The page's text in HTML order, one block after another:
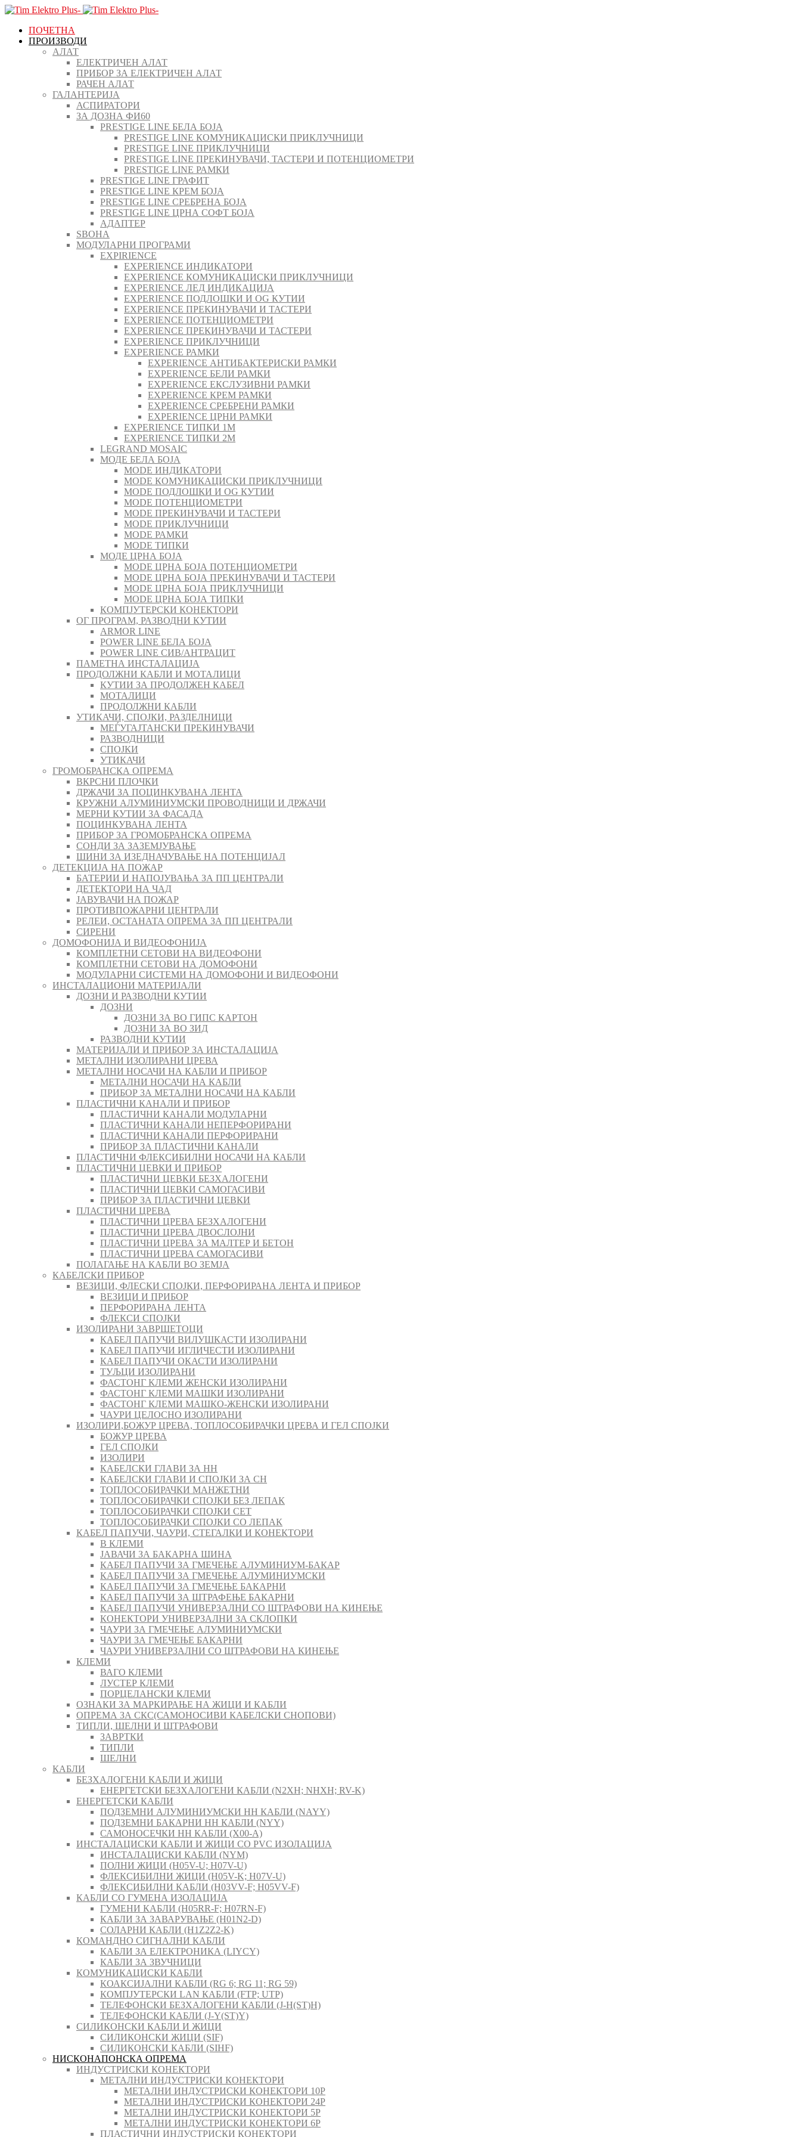
ПОЧЕТНА
ПРОИЗВОДИ
АЛАТ
ЕЛЕКТРИЧЕН АЛАТ
ПРИБОР ЗА ЕЛЕКТРИЧЕН АЛАТ
РАЧЕН АЛАТ
ГАЛАНТЕРИЈА
АСПИРАТОРИ
ЗА ДОЗНА ФИ60
PRESTIGE LINE БЕЛА БОЈА
PRESTIGE LINE КОМУНИКАЦИСКИ ПРИКЛУЧНИЦИ
PRESTIGE LINE ПРИКЛУЧНИЦИ
PRESTIGE LINE ПРЕКИНУВАЧИ, ТАСТЕРИ И ПОТЕНЦИОМЕТРИ
PRESTIGE LINE РАМКИ
PRESTIGE LINE ГРАФИТ
PRESTIGE LINE КРЕМ БОЈА
PRESTIGE LINE СРЕБРЕНА БОЈА
PRESTIGE LINE ЦРНА СОФТ БОЈА
АДАПТЕР
ЅВОНА
МОДУЛАРНИ ПРОГРАМИ
EXPIRIENCE
EXPERIENCE ИНДИКАТОРИ
EXPERIENCE КОМУНИКАЦИСКИ ПРИКЛУЧНИЦИ
EXPERIENCE ЛЕД ИНДИКАЦИЈА
EXPERIENCE ПОДЛОШКИ И OG КУТИИ
EXPERIENCE ПРЕКИНУВАЧИ И ТАСТЕРИ
EXPERIENCE ПОТЕНЦИОМЕТРИ
EXPERIENCE ПРЕКИНУВАЧИ И ТАСТЕРИ
EXPERIENCE ПРИКЛУЧНИЦИ
EXPERIENCE РАМКИ
EXPERIENCE АНТИБАКТЕРИСКИ РАМКИ
EXPERIENCE БЕЛИ РАМКИ
EXPERIENCE ЕКСЛУЗИВНИ РАМКИ
EXPERIENCE КРЕМ РАМКИ
EXPERIENCE СРЕБРЕНИ РАМКИ
EXPERIENCE ЦРНИ РАМКИ
EXPERIENCE ТИПКИ 1M
EXPERIENCE ТИПКИ 2М
LEGRAND MOSAIC
МОДЕ БЕЛА БОЈА
MODE ИНДИКАТОРИ
MODE КОМУНИКАЦИСКИ ПРИКЛУЧНИЦИ
MODE ПОДЛОШКИ И OG КУТИИ
MODE ПОТЕНЦИОМЕТРИ
MODE ПРEКИНУВАЧИ И ТАСТЕРИ
MODE ПРИКЛУЧНИЦИ
MODE РАМКИ
MODE ТИПКИ
МОДЕ ЦРНА БОЈА
MODE ЦРНА БОЈА ПОТЕНЦИОМЕТРИ
MODE ЦРНА БОЈА ПРЕКИНУВАЧИ И ТАСТЕРИ
MODE ЦРНА БОЈА ПРИКЛУЧНИЦИ
MODE ЦРНА БОЈА ТИПКИ
КОМПЈУТЕРСКИ КОНЕКТОРИ
ОГ ПРОГРАМ, РАЗВОДНИ КУТИИ
ARMOR LINE
POWER LINE БЕЛА БОЈА
POWER LINE СИВ/АНТРАЦИТ
ПАМЕТНА ИНСТАЛАЦИЈА
ПРОДОЛЖНИ КАБЛИ И МОТАЛИЦИ
КУТИИ ЗА ПРОДОЛЖЕН КАБЕЛ
МОТАЛИЦИ
ПРОДОЛЖНИ КАБЛИ
УТИКАЧИ, СПОЈКИ, РАЗДЕЛНИЦИ
МЕЃУГАЈТАНСКИ ПРЕКИНУВАЧИ
РАЗВОДНИЦИ
СПОЈКИ
УТИКАЧИ
ГРОМОБРАНСКА ОПРЕМА
ВКРСНИ ПЛОЧКИ
ДРЖАЧИ ЗА ПОЦИНКУВАНА ЛЕНТА
КРУЖНИ АЛУМИНИУМСКИ ПРОВОДНИЦИ И ДРЖАЧИ
МЕРНИ КУТИИ ЗА ФАСАДА
ПОЦИНКУВАНА ЛЕНТА
ПРИБОР ЗА ГРОМОБРАНСКА ОПРЕМА
СОНДИ ЗА ЗАЗЕМЈУВАЊЕ
ШИНИ ЗА ИЗЕДНАЧУВАЊЕ НА ПОТЕНЦИЈАЛ
ДЕТЕКЦИЈА НА ПОЖАР
БАТЕРИИ И НАПОЈУВАЊА ЗА ПП ЦЕНТРАЛИ
ДЕТЕКТОРИ НА ЧАД
ЈАВУВАЧИ НА ПОЖАР
ПРОТИВПОЖАРНИ ЦЕНТРАЛИ
РЕЛЕИ, ОСТАНАТА ОПРЕМА ЗА ПП ЦЕНТРАЛИ
СИРЕНИ
ДОМОФОНИЈА И ВИДЕОФОНИЈА
КОМПЛЕТНИ СЕТОВИ НА ВИДЕОФОНИ
КОМПЛЕТНИ СЕТОВИ НА ДОМОФОНИ
МОДУЛАРНИ СИСТЕМИ НА ДОМОФОНИ И ВИДЕОФОНИ
ИНСТАЛАЦИОНИ МАТЕРИЈАЛИ
ДОЗНИ И РАЗВОДНИ КУТИИ
ДОЗНИ
ДОЗНИ ЗА ВО ГИПС КАРТОН
ДОЗНИ ЗА ВО ЗИД
РАЗВОДНИ КУТИИ
МАТЕРИЈАЛИ И ПРИБОР ЗА ИНСТАЛАЦИЈА
МЕТАЛНИ ИЗОЛИРАНИ ЦРЕВА
МЕТАЛНИ НОСАЧИ НА КАБЛИ И ПРИБОР
МЕТАЛНИ НОСАЧИ НА КАБЛИ
ПРИБОР ЗА МЕТАЛНИ НОСАЧИ НА КАБЛИ
ПЛАСТИЧНИ КАНАЛИ И ПРИБОР
ПЛАСТИЧНИ КАНАЛИ МОДУЛАРНИ
ПЛАСТИЧНИ КАНАЛИ НЕПЕРФОРИРАНИ
ПЛАСТИЧНИ КАНАЛИ ПЕРФОРИРАНИ
ПРИБОР ЗА ПЛАСТИЧНИ КАНАЛИ
ПЛАСТИЧНИ ФЛЕКСИБИЛНИ НОСАЧИ НА КАБЛИ
ПЛАСТИЧНИ ЦЕВКИ И ПРИБОР
ПЛАСТИЧНИ ЦЕВКИ БЕЗХАЛОГЕНИ
ПЛАСТИЧНИ ЦЕВКИ САМОГАСИВИ
ПРИБОР ЗА ПЛАСТИЧНИ ЦЕВКИ
ПЛАСТИЧНИ ЦРЕВА
ПЛАСТИЧНИ ЦРЕВА БЕЗХАЛОГЕНИ
ПЛАСТИЧНИ ЦРЕВА ДВОСЛОЈНИ
ПЛАСТИЧНИ ЦРЕВА ЗА МАЛТЕР И БЕТОН
ПЛАСТИЧНИ ЦРЕВА САМОГАСИВИ
ПОЛАГАЊЕ НА КАБЛИ ВО ЗЕМЈА
КАБЕЛСКИ ПРИБОР
ВЕЗИЦИ, ФЛЕСКИ СПОЈКИ, ПЕРФОРИРАНА ЛЕНТА И ПРИБОР
ВЕЗИЦИ И ПРИБОР
ПЕРФОРИРАНА ЛЕНТА
ФЛЕКСИ СПОЈКИ
ИЗОЛИРАНИ ЗАВРШЕТОЦИ
КАБЕЛ ПАПУЧИ ВИЛУШКАСТИ ИЗОЛИРАНИ
КАБЕЛ ПАПУЧИ ИГЛИЧЕСТИ ИЗОЛИРАНИ
КАБЕЛ ПАПУЧИ ОКАСТИ ИЗОЛИРАНИ
ТУЉЦИ ИЗОЛИРАНИ
ФАСТОНГ КЛЕМИ ЖЕНСКИ ИЗОЛИРАНИ
ФАСТОНГ КЛЕМИ МАШКИ ИЗОЛИРАНИ
ФАСТОНГ КЛЕМИ МАШКO-ЖЕНСКИ ИЗОЛИРАНИ
ЧАУРИ ЦЕЛОСНО ИЗОЛИРАНИ
ИЗОЛИРИ,БОЖУР ЦРЕВА, ТОПЛОСОБИРАЧКИ ЦРЕВА И ГЕЛ СПОЈКИ
БОЖУР ЦРЕВА
ГЕЛ СПОЈКИ
ИЗОЛИРИ
КАБЕЛСКИ ГЛАВИ ЗА НН
КАБЕЛСКИ ГЛАВИ И СПОЈКИ ЗА СН
ТОПЛОСОБИРАЧКИ МАНЖЕТНИ
ТОПЛОСОБИРАЧКИ СПОЈКИ БЕЗ ЛЕПАК
ТОПЛОСОБИРАЧКИ СПОЈКИ СЕТ
ТОПЛОСОБИРАЧКИ СПОЈКИ СО ЛЕПАК
КАБЕЛ ПАПУЧИ, ЧАУРИ, СТЕГАЛКИ И КОНЕКТОРИ
В КЛЕМИ
ЈАВАЧИ ЗА БАКАРНА ШИНА
КАБЕЛ ПАПУЧИ ЗА ГМЕЧЕЊЕ АЛУМИНИУМ-БАКАР
КАБЕЛ ПАПУЧИ ЗА ГМЕЧЕЊЕ АЛУМИНИУМСКИ
КАБЕЛ ПАПУЧИ ЗА ГМЕЧЕЊЕ БАКАРНИ
КАБЕЛ ПАПУЧИ ЗА ШТРАФЕЊЕ БАКАРНИ
КАБЕЛ ПАПУЧИ УНИВЕРЗАЛНИ СО ШТРАФОВИ НА КИНЕЊЕ
КОНЕКТОРИ УНИВЕРЗАЛНИ ЗА СКЛОПКИ
ЧАУРИ ЗА ГМЕЧЕЊЕ АЛУМИНИУМСКИ
ЧАУРИ ЗА ГМЕЧЕЊЕ БАКАРНИ
ЧАУРИ УНИВЕРЗАЛНИ СО ШТРАФОВИ НА КИНЕЊЕ
КЛЕМИ
ВАГО КЛЕМИ
ЛУСТЕР КЛЕМИ
ПОРЦЕЛАНСКИ КЛЕМИ
ОЗНАКИ ЗА МАРКИРАЊЕ НА ЖИЦИ И КАБЛИ
ОПРЕМА ЗА СКС(САМОНОСИВИ КАБЕЛСКИ СНОПОВИ)
ТИПЛИ, ШЕЛНИ И ШТРАФОВИ
ЗАВРТКИ
ТИПЛИ
ШЕЛНИ
КАБЛИ
БЕЗХАЛОГЕНИ КАБЛИ И ЖИЦИ
ЕНЕРГЕТСКИ БЕЗХАЛОГЕНИ КАБЛИ (N2XH; NHXH; RV-K)
ЕНЕРГЕТСКИ КАБЛИ
ПОДЗЕМНИ АЛУМИНИУМСКИ НН КАБЛИ (NAYY)
ПОДЗЕМНИ БАКАРНИ НН КАБЛИ (NYY)
САМОНОСЕЧКИ НН КАБЛИ (X00-A)
ИНСТАЛАЦИСКИ КАБЛИ И ЖИЦИ СО PVC ИЗОЛАЦИЈА
ИНСТАЛАЦИСКИ КАБЛИ (NYM)
ПОЛНИ ЖИЦИ (H05V-U; H07V-U)
ФЛЕКСИБИЛНИ ЖИЦИ (H05V-K; H07V-U)
ФЛЕКСИБИЛНИ КАБЛИ (H03VV-F; H05VV-F)
КАБЛИ СО ГУМЕНА ИЗОЛАЦИЈА
ГУМЕНИ КАБЛИ (H05RR-F; H07RN-F)
КАБЛИ ЗА ЗАВАРУВАЊЕ (H01N2-D)
СОЛАРНИ КАБЛИ (H1Z2Z2-K)
КОМАНДНО СИГНАЛНИ КАБЛИ
КАБЛИ ЗА ЕЛЕКТРОНИКА (LIYCY)
КАБЛИ ЗА ЗВУЧНИЦИ
КОМУНИКАЦИСКИ КАБЛИ
КОАКСИЈАЛНИ КАБЛИ (RG 6; RG 11; RG 59)
КОМПЈУТЕРСКИ LAN КАБЛИ (FTP; UTP)
ТЕЛЕФОНСКИ БЕЗХАЛОГЕНИ КАБЛИ (J-H(ST)H)
ТЕЛЕФОНСКИ КАБЛИ (J-Y(ST)Y)
СИЛИКОНСКИ КАБЛИ И ЖИЦИ
СИЛИКОНСКИ ЖИЦИ (SIF)
СИЛИКОНСКИ КАБЛИ (SIHF)
НИСКОНАПОНСКА ОПРЕМА
ИНДУСТРИСКИ КОНЕКТОРИ
МЕТАЛНИ ИНДУСТРИСКИ КОНЕКТОРИ
МЕТАЛНИ ИНДУСТРИСКИ КОНЕКТОРИ 10P
МЕТАЛНИ ИНДУСТРИСКИ КОНЕКТОРИ 24P
МЕТАЛНИ ИНДУСТРИСКИ КОНЕКТОРИ 5P
МЕТАЛНИ ИНДУСТРИСКИ КОНЕКТОРИ 6P
ПЛАСТИЧНИ ИНДУСТРИСКИ КОНЕКТОРИ